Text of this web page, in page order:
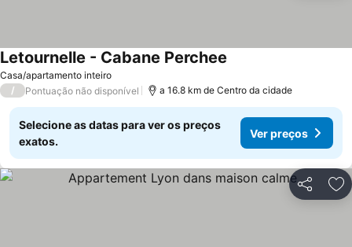
Casa/apartamento inteiro
Letournelle - Cabane Perchee
/ Pontuação não disponível a 16.8 km de Centro da cidade
Selecione as datas para ver os preços
exatos.
Ver preços
Partilhar